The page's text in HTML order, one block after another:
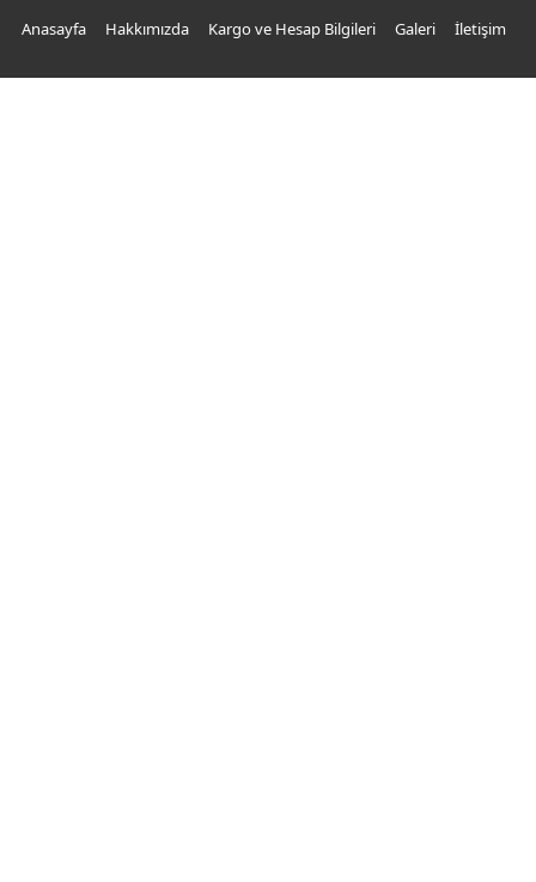
Anasayfa Hakkımızda Kargo ve Hesap Bilgileri Galeri İletişim